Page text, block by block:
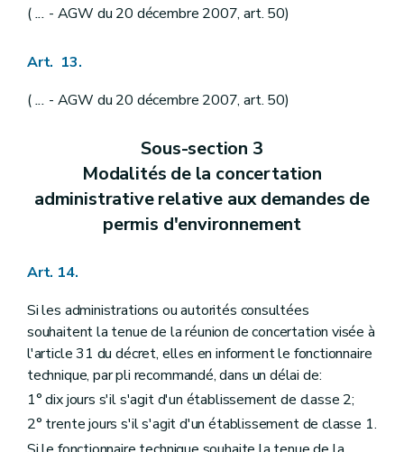
(... - AGW du 20 décembre 2007, art. 50)
Art. 13.
(... - AGW du 20 décembre 2007, art. 50)
Sous-section 3
Modalités de la concertation
administrative relative aux demandes de
permis d'environnement
Art. 14.
Si les administrations ou autorités consultées
souhaitent la tenue de la réunion de concertation visée à
l'article 31 du décret, elles en informent le fonctionnaire
technique, par pli recommandé, dans un délai de:
1° dix jours s'il s'agit d'un établissement de classe 2;
2° trente jours s'il s'agit d'un établissement de classe 1.